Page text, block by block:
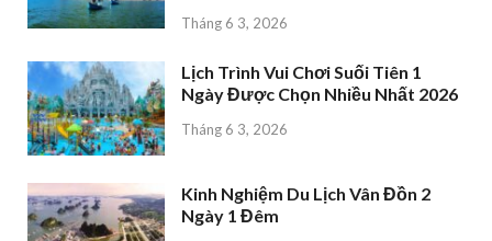
Tháng 6 3, 2026
Lịch Trình Vui Chơi Suối Tiên 1
Ngày Được Chọn Nhiều Nhất 2026
Tháng 6 3, 2026
Kinh Nghiệm Du Lịch Vân Đồn 2
Ngày 1 Đêm